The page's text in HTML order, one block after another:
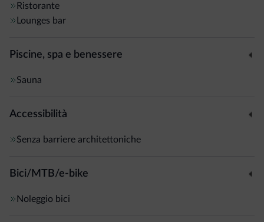
Ristorante
Lounges bar
Piscine, spa e benessere
Sauna
Accessibilità
Senza barriere architettoniche
Bici/MTB/e-bike
Noleggio bici